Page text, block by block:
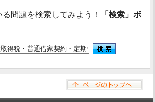
問題を検索してみよう！
「検索」ボ